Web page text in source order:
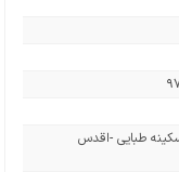
طبایی -اقدس